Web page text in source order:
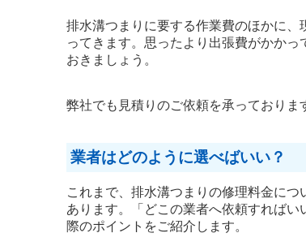
排水溝つまりに要する作業費のほかに
ってきます。思ったより出張費がかか
おきましょう。
弊社でも見積りのご依頼を承っておりま
業者はどのように選べばいい？
これまで、排水溝つまりの修理料金に
あります。「どこの業者へ依頼すれば
際のポイントをご紹介します。